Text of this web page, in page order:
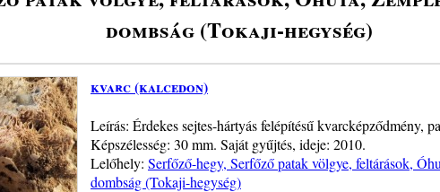
dombság (Tokaji-hegység)
kvarc (kalcedon)
Leírás: Érdekes sejtes-hártyás felépítésű kvarcképződmény,
Képszélesség: 30 mm. Saját gyűjtés, ideje: 2010.
Lelőhely: Serfőző-hegy, Serfőző patak völgye, feltárások,
dombság (Tokaji-hegység)